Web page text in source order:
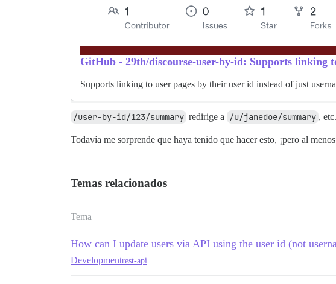
GitHub - 29th/discourse-user-by-id: Supports linking
Supports linking to user pages by their user id instead of just
/user-by-id/123/summary redirige a /u/janedoe/summary , etc.
Todavía me sorprende que haya tenido que hacer esto, ¡pero al
Temas relacionados
Tema
How can I update users via API using the user id (not
Developmentrest-api